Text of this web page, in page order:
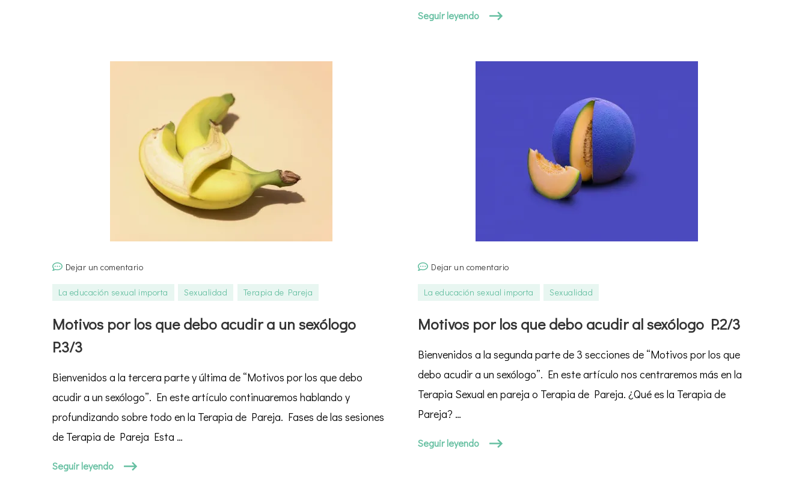
Seguir leyendo
Dejar un comentarioen
por
que
a
un
P.3/3
La educación sexual importa Sexualidad Terapia de Pareja
Motivos por los que debo acudir a un sexólogo
P.3/3
Bienvenidos a la tercera parte y última de “Motivos por los que debo
acudir a un sexólogo”. En este artículo continuaremos hablando y
profundizando sobre todo en la Terapia de Pareja. Fases de las sesiones
de Terapia de Pareja Esta …
Seguir leyendo
Dejar un comentarioen
por
que
acudir
al
sexólogo
La educación sexual importa Sexualidad
Motivos por los que debo acudir al sexólogo P.2/3
Bienvenidos a la segunda parte de 3 secciones de “Motivos por los que
debo acudir a un sexólogo”. En este artículo nos centraremos más en la
Terapia Sexual en pareja o Terapia de Pareja. ¿Qué es la Terapia de
Pareja? …
Seguir leyendo